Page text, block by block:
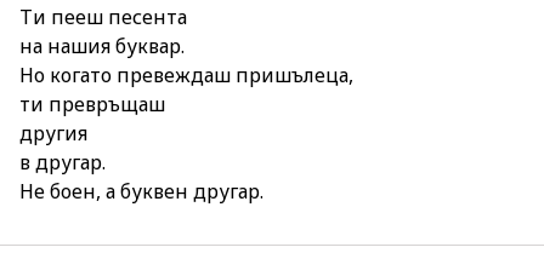
Ти пееш песента
на нашия буквар.
Но когато превеждаш пришълеца,
ти превръщаш
другия
в другар.
Не боен, а буквен другар.